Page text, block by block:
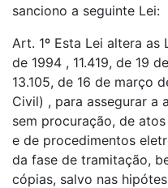
sanciono a seguinte Lei:
Art. 1º Esta Lei altera as
de 1994 , 11.419, de 19
13.105, de 16 de março
Civil) , para assegurar a
sem procuração, de
e de procedimentos
da fase de tramitação,
cópias, salvo nas